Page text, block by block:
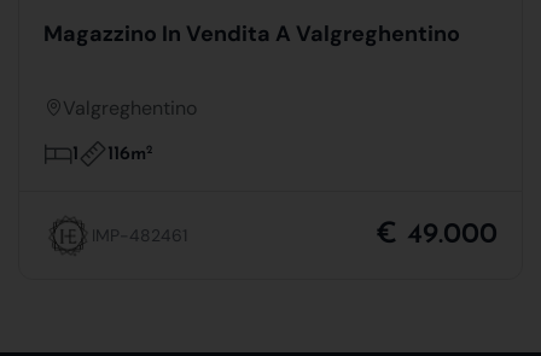
Magazzino In Vendita A Valgreghentino
Valgreghentino
1 116m2
IMP-482461 € 49.000